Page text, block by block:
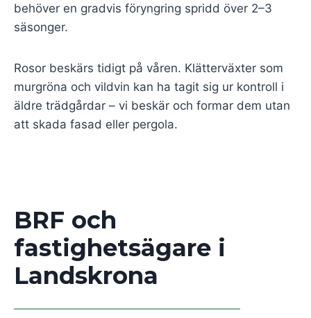
behöver en gradvis föryngring spridd över 2–3
säsonger.
Rosor beskärs tidigt på våren. Klätterväxter som
murgröna och vildvin kan ha tagit sig ur kontroll i
äldre trädgårdar – vi beskär och formar dem utan
att skada fasad eller pergola.
BRF och
fastighetsägare i
Landskrona